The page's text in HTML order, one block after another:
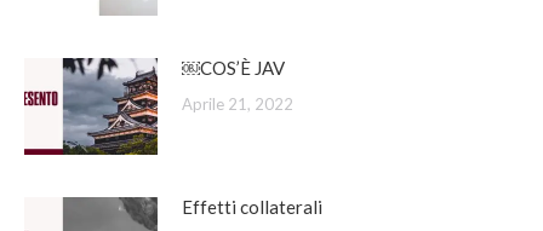
￼COS’È JAV
Aprile 21, 2022
Effetti collaterali